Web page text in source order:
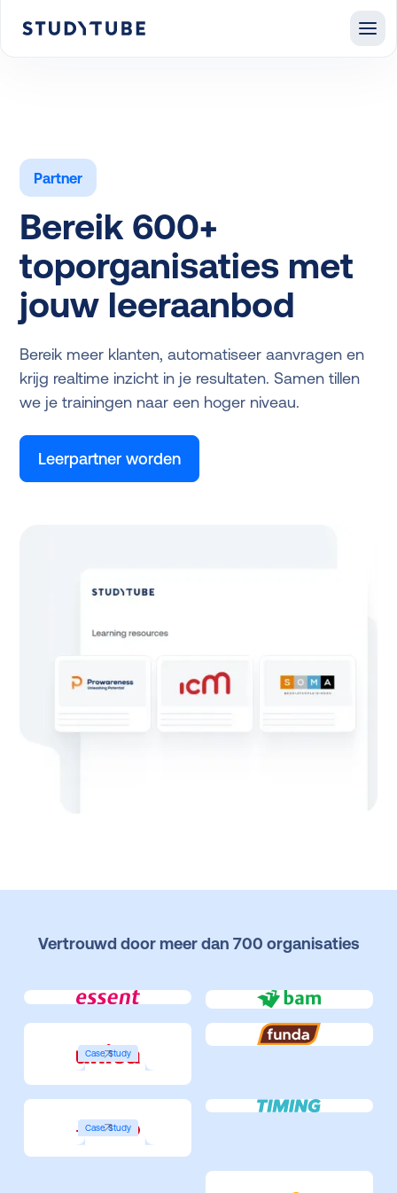
Partner
Bereik 600+
toporganisaties met
jouw leeraanbod
Bereik meer klanten, automatiseer aanvragen en
krijg realtime inzicht in je resultaten. Samen tillen
we je trainingen naar een hoger niveau.
Leerpartner worden
Vertrouwd door meer dan 700 organisaties
Case Study
Case Study